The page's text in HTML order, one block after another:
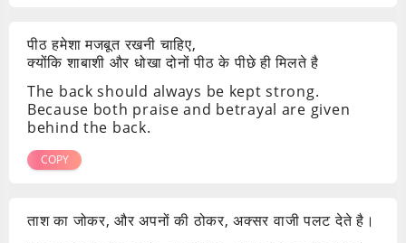
पीठ हमेशा मजबूत रखनी चाहिए,
क्योंकि शाबाशी और धोखा दोनों पीठ के पीछे ही मिलते है
The back should always be kept strong.
Because both praise and betrayal are given
behind the back.
COPY
ताश का जोकर, और अपनों की ठोकर, अक्सर वाजी पलट देते है।